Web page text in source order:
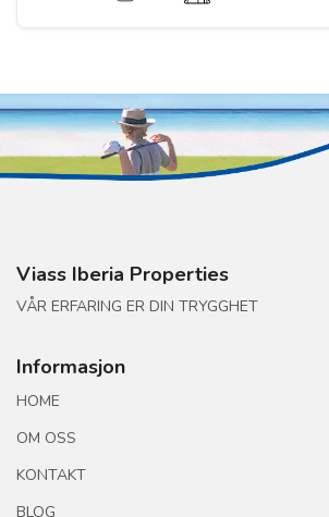
Viass Iberia Properties
VÅR ERFARING ER DIN TRYGGHET
Informasjon
HOME
OM OSS
KONTAKT
BLOG